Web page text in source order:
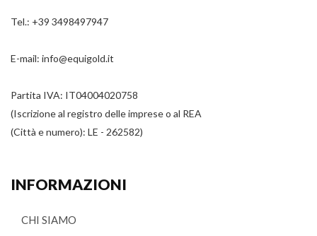
Tel.: +39 3498497947
E-mail: info@equigold.it
Partita IVA: IT04004020758
(Iscrizione al registro delle imprese o al REA
(Città e numero): LE - 262582)
INFORMAZIONI
CHI SIAMO